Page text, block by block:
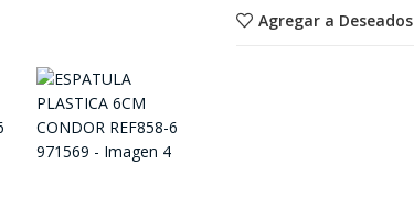
Agregar a Deseados